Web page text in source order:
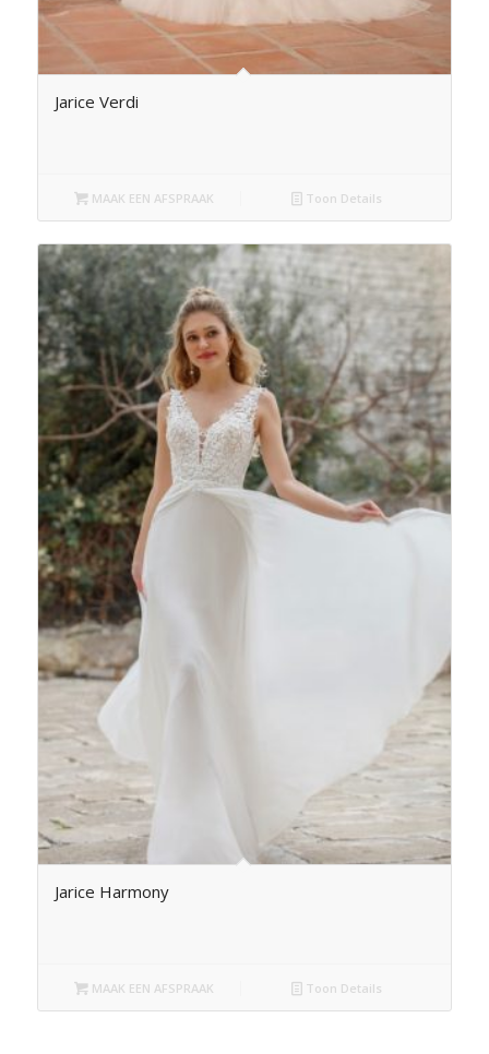
Jarice Verdi
MAAK EEN AFSPRAAK Toon Details
Jarice Harmony
MAAK EEN AFSPRAAK Toon Details